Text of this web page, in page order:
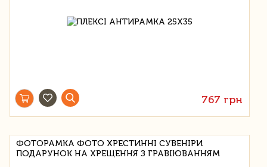
767 грн
ФОТОРАМКА ФОТО ХРЕСТИННІ СУВЕНІРИ
ПОДАРУНОК НА ХРЕЩЕННЯ З ГРАВІЮВАННЯМ